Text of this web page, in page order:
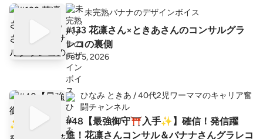
未完熟バナナのデザインボイス
#133 花凛さん×ときあさんのコンサルグラ
レコの裏側
Feb 5, 2026
ひなみ ときあ / 40代2児ワーママのキャリア奮
闘チャンネル
#48【最強御守⛩️入手✨️】確信！発信躍
進！花凛さんコンサル＆バナナさんグラレコ